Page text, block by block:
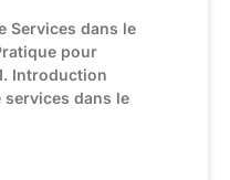
Services dans le
pour
Introduction
dans le